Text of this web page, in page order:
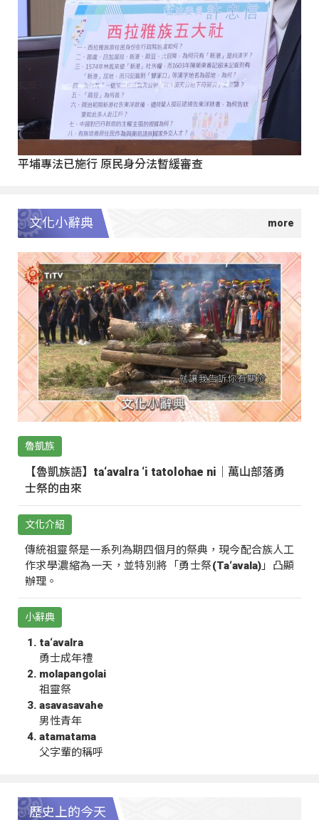
平埔專法已施行 原民身分法暫緩審查
文化小辭典
魯凱族
【魯凱族語】ta‘avalra ‘i tatolohae ni｜萬山部落勇
士祭的由來
文化介紹
傳統祖靈祭是一系列為期四個月的祭典，現今配合族人工
作求學濃縮為一天，並特別將「勇士祭(Ta‘avala)」凸顯
辦理。
小辭典
ta‘avalra
勇士成年禮
molapangolai
祖靈祭
asavasavahe
男性青年
atamatama
父字輩的稱呼
歷史上的今天